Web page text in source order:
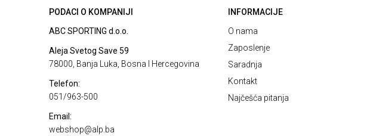
PODACI O KOMPANIJI
ABC SPORTING d.o.o.
Aleja Svetog Save 59
78000, Banja Luka, Bosna I Hercegovina
Telefon:
051/963-500
Email:
webshop@alp.ba
INFORMACIJE
O nama
Zaposlenje
Saradnja
Kontakt
Najčešća pitanja